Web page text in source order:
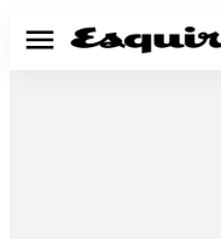
Menú